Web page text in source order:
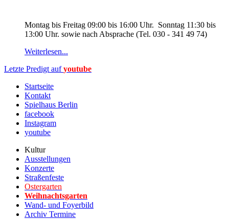
Montag bis Freitag 09:00 bis 16:00 Uhr. Sonntag 11:30 bis
13:00 Uhr. sowie nach Absprache (Tel. 030 - 341 49 74)
Weiterlesen...
Letzte Predigt auf youtube
Startseite
Kontakt
Spielhaus Berlin
facebook
Instagram
youtube
Kultur
Ausstellungen
Konzerte
Straßenfeste
Ostergarten
Weihnachtsgarten
Wand- und Foyerbild
Archiv Termine